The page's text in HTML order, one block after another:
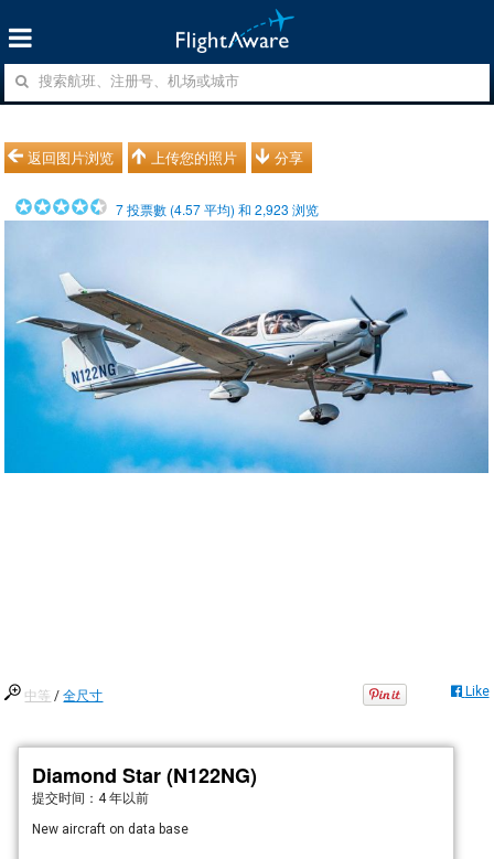
返回图片浏览 上传您的照片 分享
7投票數 (4.57平均) 和2,923 浏览
中等 /全尺寸 Like
Diamond Star (N122NG)
提交时间： 4 年以前
New aircraft on data base